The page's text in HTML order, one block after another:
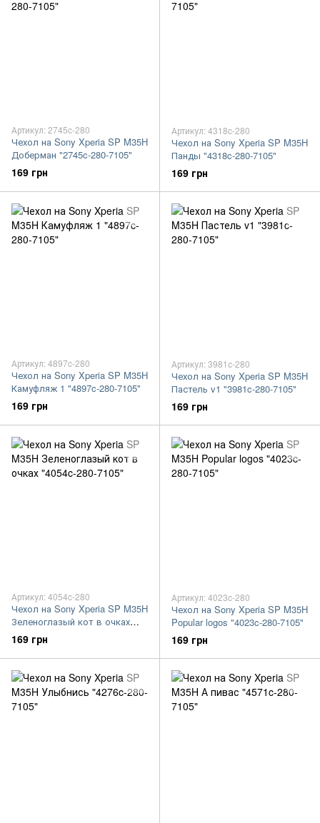
Артикул: 2745c-280
Чехол на Sony Xperia SP M35H
Доберман "2745c-280-7105"
169 грн
Артикул: 4318c-280
Чехол на Sony Xperia SP M35H
Панды "4318c-280-7105"
169 грн
Артикул: 4897c-280
Чехол на Sony Xperia SP M35H
Камуфляж 1 "4897c-280-7105"
169 грн
Артикул: 3981c-280
Чехол на Sony Xperia SP M35H
Пастель v1 "3981c-280-7105"
169 грн
Артикул: 4054c-280
Чехол на Sony Xperia SP M35H
Зеленоглазый кот в очках
"4054c-280-7105"
169 грн
Артикул: 4023c-280
Чехол на Sony Xperia SP M35H
Popular logos "4023c-280-7105"
169 грн